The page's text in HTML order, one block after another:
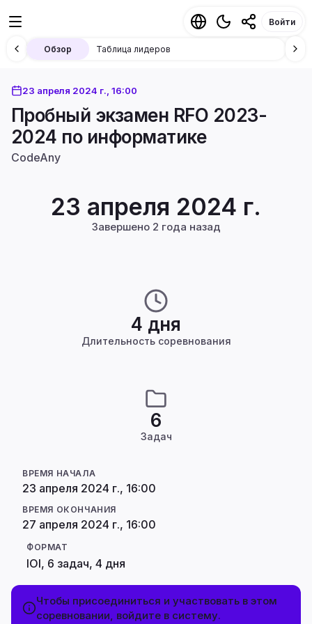
Войти
Обзор Таблица лидеров
23 апреля 2024 г., 16:00
Пробный экзамен RFO 2023-
2024 по информатике
CodeAny
23 апреля 2024 г.
Завершено 2 года назад
4 дня
Длительность соревнования
6
Задач
ВРЕМЯ НАЧАЛА
23 апреля 2024 г., 16:00
ВРЕМЯ ОКОНЧАНИЯ
27 апреля 2024 г., 16:00
ФОРМАТ
IOI, 6 задач, 4 дня
Чтобы присоединиться и участвовать в этом
соревновании, войдите в систему.